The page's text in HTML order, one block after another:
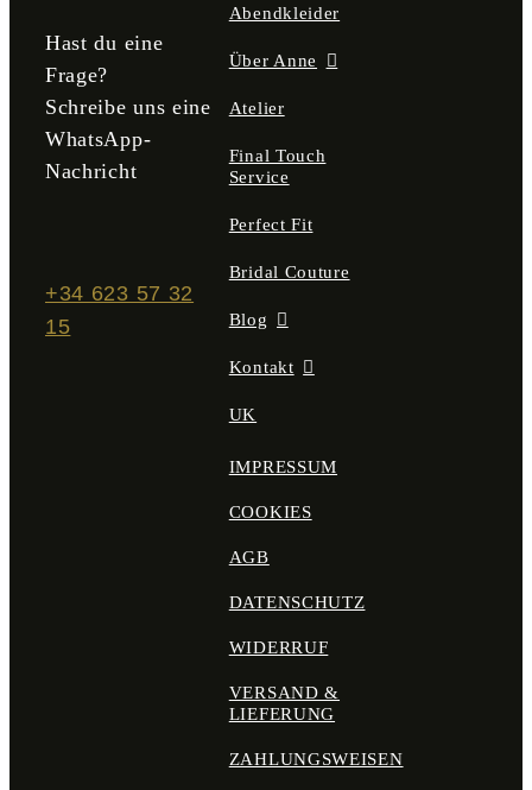
Hast du eine
Frage?
Schreibe uns eine
WhatsApp-
Nachricht
+34 623 57 32
15
Abendkleider
Über Anne
Atelier
Final Touch
Service
Perfect Fit
Bridal Couture
Blog
Kontakt
UK
IMPRESSUM
COOKIES
AGB
DATENSCHUTZ
WIDERRUF
VERSAND &
LIEFERUNG
ZAHLUNGSWEISEN